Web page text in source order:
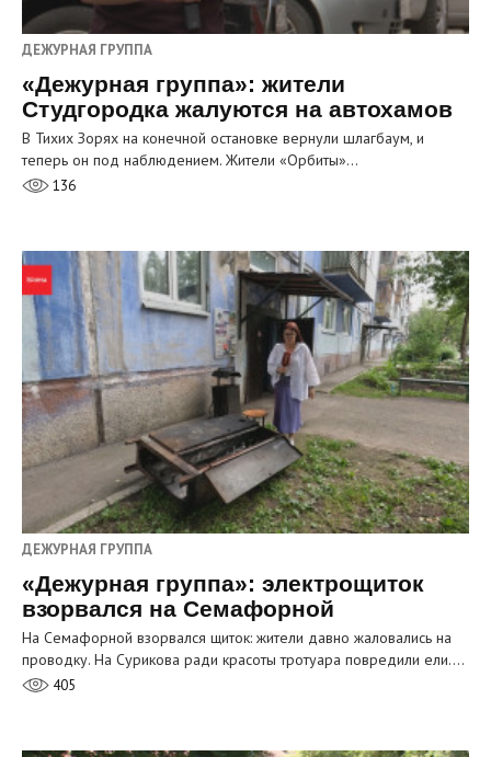
ДЕЖУРНАЯ ГРУППА
«Дежурная группа»: жители
Студгородка жалуются на автохамов
В Тихих Зорях на конечной остановке вернули шлагбаум, и
теперь он под наблюдением. Жители «Орбиты»…
136
ДЕЖУРНАЯ ГРУППА
«Дежурная группа»: электрощиток
взорвался на Семафорной
На Семафорной взорвался щиток: жители давно жаловались на
проводку. На Сурикова ради красоты тротуара повредили ели.…
405